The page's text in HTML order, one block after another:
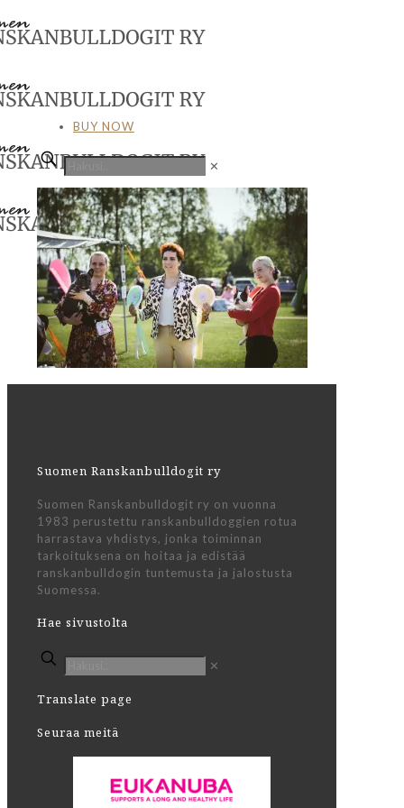
BUY NOW
✕
Suomen Ranskanbulldogit ry
Suomen Ranskanbulldogit ry on vuonna
1983 perustettu ranskanbulldoggien rotua
harrastava yhdistys, jonka toiminnan
tarkoituksena on hoitaa ja edistää
ranskanbulldogin tuntemusta ja jalostusta
Suomessa.
Hae sivustolta
✕
Translate page
Seuraa meitä